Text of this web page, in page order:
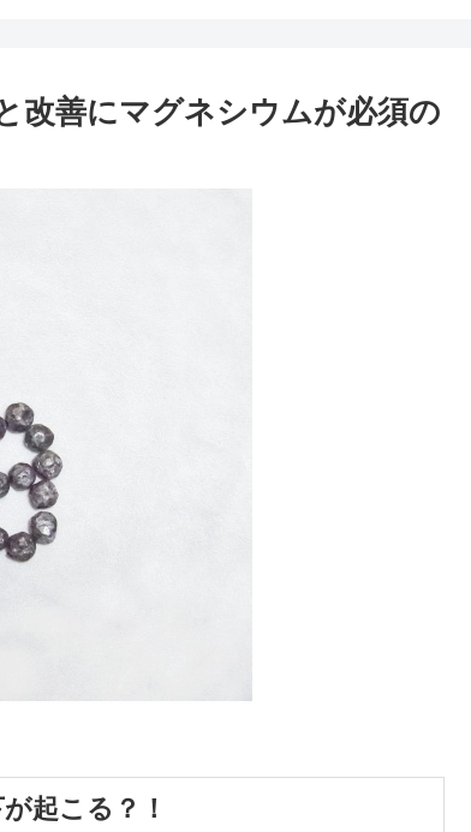
改善にマグネシウムが必須の
起こる？！